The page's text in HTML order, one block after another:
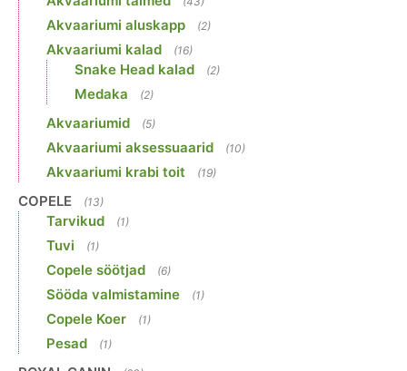
Akvaariumi aluskapp (2)
Akvaariumi kalad (16)
Snake Head kalad (2)
Medaka (2)
Akvaariumid (5)
Akvaariumi aksessuaarid (10)
Akvaariumi krabi toit (19)
COPELE (13)
Tarvikud (1)
Tuvi (1)
Copele söötjad (6)
Sööda valmistamine (1)
Copele Koer (1)
Pesad (1)